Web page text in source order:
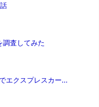
査してみた
エクスプレスカー...